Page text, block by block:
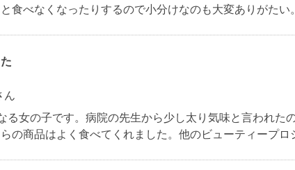
食べなくなったりするので小分けなのも大変ありがたい。
ん
る女の子です。病院の先生から少し太り気味と言われ
の商品はよく食べてくれました。他のビューティープロ